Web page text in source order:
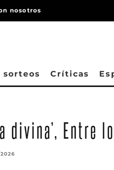
nosotros
sorteos Críticas
divina’, Entre